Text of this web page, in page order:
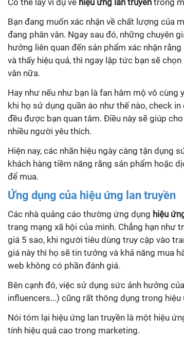
Có thể lấy ví dụ về hiệu ứng lan truyền trong
Bạn đang muốn xác nhận về chất lượng của
đang phân vân. Ngay sau đó, những chuyên
hưởng liên quan đến sản phẩm xác nhận
và thấy hiệu quả, thì ngay lập tức bạn sẽ
vân nữa.
Hay như nếu như bạn là fan hâm mộ vô
khi họ sử dụng quần áo như thế nào, check
đều được bạn quan tâm. Điều này sẽ giúp
nhiều người yêu thích.
Hiện nay, các nhãn hiệu ngày càng tận dụng
khách hàng tiềm năng rằng sản phẩm hoặc
để mua.
Ứng dụng của hiệu ứng lan truyền
Các nhà quảng cáo thường ứng dụng hiệu
trang mạng xã hội của mình. Chẳng hạn như
giá 5 sao, khi người tiêu dùng truy cập vào
giá này thì họ sẽ tin tưởng và khả năng mua
web không có phần đánh giá.
Bên cạnh đó, việc sử dụng sức ảnh hưởng
influencers...) cũng rất thông dụng trong hiệu
Nói tóm lại hiệu ứng lan truyền là một hiệu
tính hiệu quả cao trong marketing.